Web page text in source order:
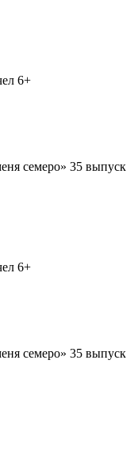
6+
семеро» 35 выпуск
6+
семеро» 35 выпуск